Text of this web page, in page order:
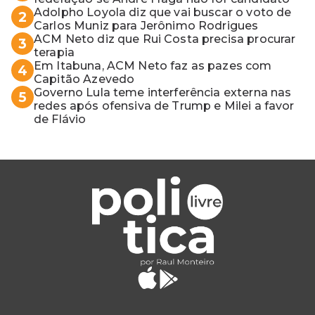
2 Adolpho Loyola diz que vai buscar o voto de
Carlos Muniz para Jerônimo Rodrigues
3 ACM Neto diz que Rui Costa precisa procurar
terapia
4
Em Itabuna, ACM Neto faz as pazes com
Capitão Azevedo
5
Governo Lula teme interferência externa nas
redes após ofensiva de Trump e Milei a favor
de Flávio